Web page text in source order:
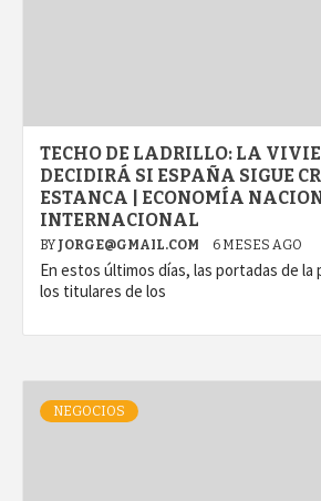
TECHO DE LADRILLO: LA
DECIDIRÁ SI ESPAÑA SIGUE
ESTANCA | ECONOMÍA
INTERNACIONAL
BY JORGE@GMAIL.COM 6 MESES AGO
En estos últimos días, las portadas de la
los titulares de los
NEGOCIOS